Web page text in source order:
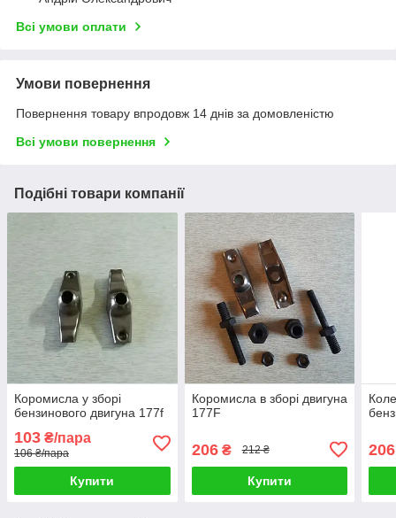
Всі умови оплати
Умови повернення
Повернення товару впродовж 14 днів за домовленістю
Всі умови повернення
Подібні товари компанії
Коромисла у зборі
бензинового двигуна 177f
103 ₴/пара
106 ₴/пара
Купити
Коромисла в зборі двигуна
177F
206₴ 212 ₴
Купити
206